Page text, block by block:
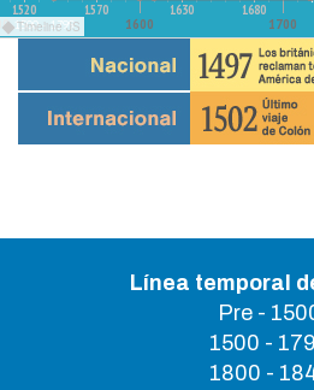
Timeline JS
1500 - 1799 1600 1700
1520 1570 1630 1680
Línea temporal
Pre -
1500 -
1800 -